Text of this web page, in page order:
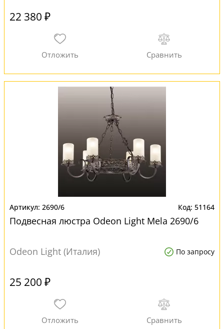
22 380 ₽
2690/6 51164
Подвесная люстра Odeon Light Mela 2690/6
Odeon Light (Италия) По запросу
25 200 ₽